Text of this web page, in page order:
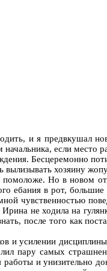
и я предвкушал
если
Бесцеремонно
вылизывать хозяину
Но в новом
ебания в рот,
чувственностью
не ходила на
после того как
и усилении
пару самых
и унизительно